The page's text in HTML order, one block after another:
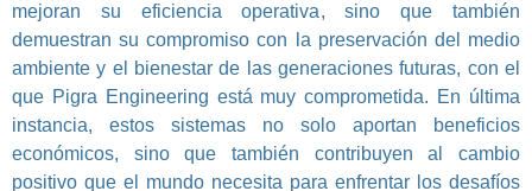
mejoran su eficiencia operativa, sino que también
demuestran su compromiso con la preservación del medio
ambiente y el bienestar de las generaciones futuras, con el
que Pigra Engineering está muy comprometida. En última
instancia, estos sistemas no solo aportan beneficios
económicos, sino que también contribuyen al cambio
positivo que el mundo necesita para enfrentar los desafíos